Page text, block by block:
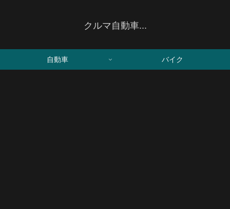
クルマ自動車...
自動車 バイク